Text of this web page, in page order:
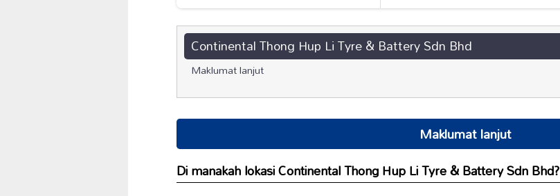
Continental Thong Hup Li Tyre & Battery Sdn Bhd
Maklumat lanjut
Maklumat lanjut
Di manakah lokasi Continental Thong Hup Li Tyre & Battery Sdn Bhd?